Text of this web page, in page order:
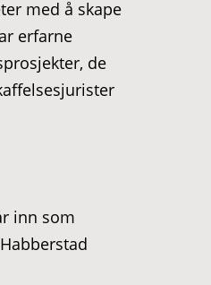
med å skape
erfarne
de
inn som